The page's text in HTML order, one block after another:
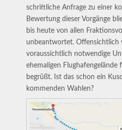
schriftliche Anfrage zu einer
Bewertung dieser Vorgänge
bis heute von allen
unbeantwortet. Offensichtlich
voraussichtlich notwendige
ehemaligen Flughafengelände
begrüßt. Ist das schon ein
kommenden Wahlen?